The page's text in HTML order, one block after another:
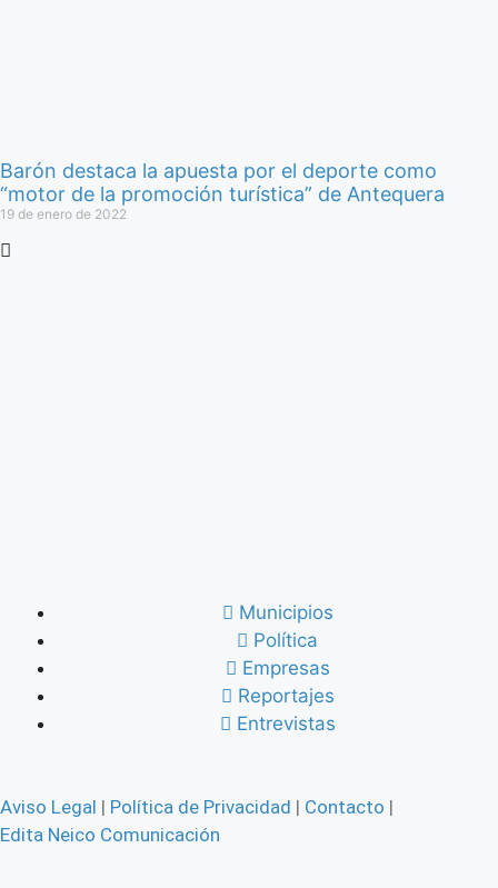
Barón destaca la apuesta por el deporte como
“motor de la promoción turística” de Antequera
19 de enero de 2022
Municipios
Política
Empresas
Reportajes
Entrevistas
Aviso Legal | Política de Privacidad | Contacto |
Edita Neico Comunicación